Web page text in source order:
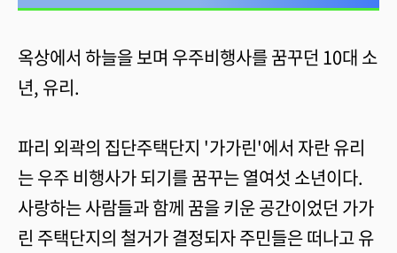
옥상에서 하늘을 보며 우주비행사를 꿈꾸던 10대 소
년, 유리.
파리 외곽의 집단주택단지 '가가린'에서 자란 유리
는 우주 비행사가 되기를 꿈꾸는 열여섯 소년이다.
사랑하는 사람들과 함께 꿈을 키운 공간이었던 가가
린 주택단지의 철거가 결정되자 주민들은 떠나고 유